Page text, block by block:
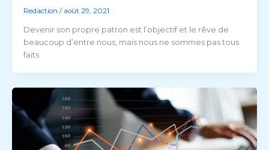
Redaction / août 29, 2021
Devenir son propre patron est l’objectif et le rêve de
beaucoup d’entre nous, mais nous ne sommes pas tous
faits